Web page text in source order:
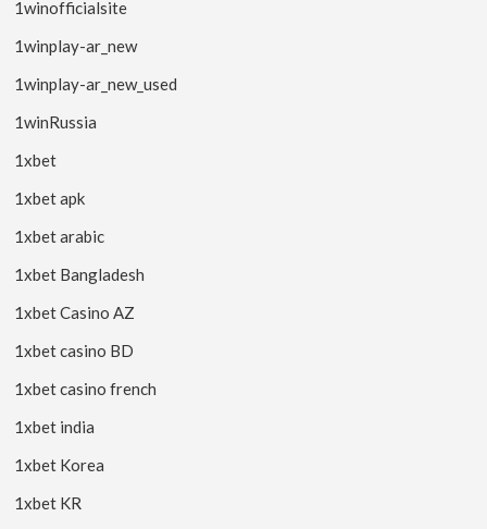
1winofficialsite
1winplay-ar_new
1winplay-ar_new_used
1winRussia
1xbet
1xbet apk
1xbet arabic
1xbet Bangladesh
1xbet Casino AZ
1xbet casino BD
1xbet casino french
1xbet india
1xbet Korea
1xbet KR